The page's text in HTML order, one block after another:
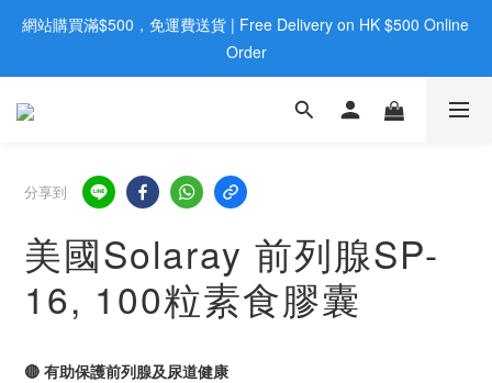
歡迎親臨旺角店購買：旺角弼街20號12樓B  |  RealDeal 保健品 |
WhatsApp 9560 0709
網站購買滿$500，免運費送貨 | Free Delivery on HK $500 Online
Order
歡迎親臨旺角店購買：旺角弼街20號12樓B  |  RealDeal 保健品 |
分享到
美國Solaray 前列腺SP-
16, 100粒素食膠囊
🔴 有助保護前列腺及尿道健康